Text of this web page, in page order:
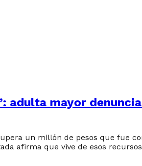
adulta mayor
un millón de pesos que fue
afirma que vive de esos